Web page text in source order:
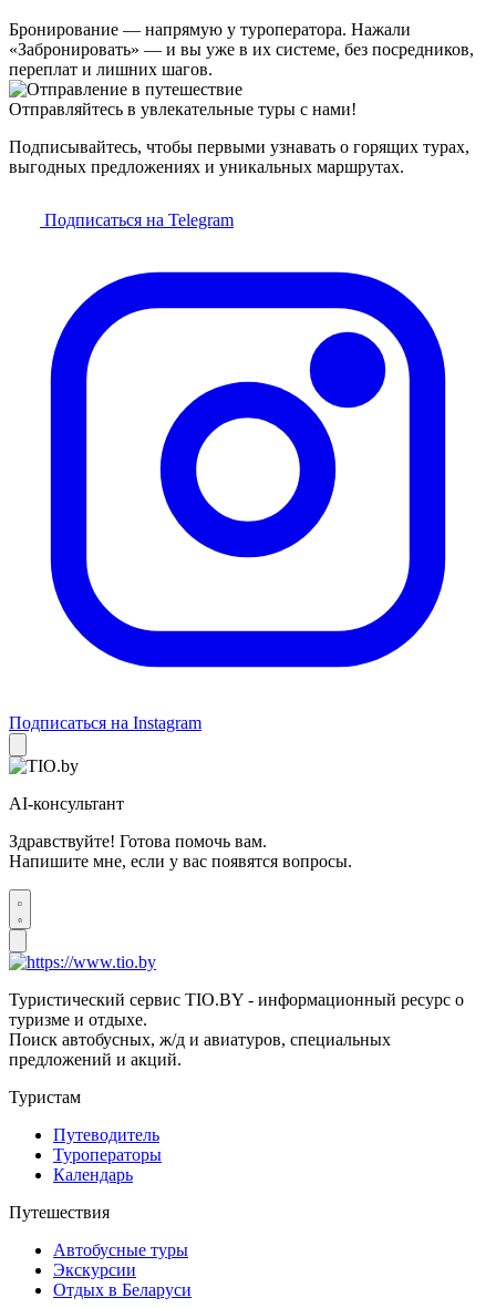
Бронирование — напрямую у туроператора. Нажали
«Забронировать» — и вы уже в их системе, без посредников,
переплат и лишних шагов.
Отправляйтесь в увлекательные туры с нами!
Подписывайтесь, чтобы первыми узнавать о горящих турах,
выгодных предложениях и уникальных маршрутах.
Подписаться на Telegram
Подписаться на Instagram
AI-консультант
Здравствуйте! Готова помочь вам.
Напишите мне, если у вас появятся вопросы.
Туристический сервис TIO.BY - информационный ресурс о
туризме и отдыхе.
Поиск автобусных, ж/д и авиатуров, специальных
предложений и акций.
Туристам
Путеводитель
Туроператоры
Календарь
Путешествия
Автобусные туры
Экскурсии
Отдых в Беларуси